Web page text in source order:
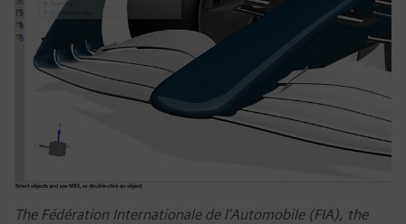
The Fédération Internationale de l'Automobile (FIA), the